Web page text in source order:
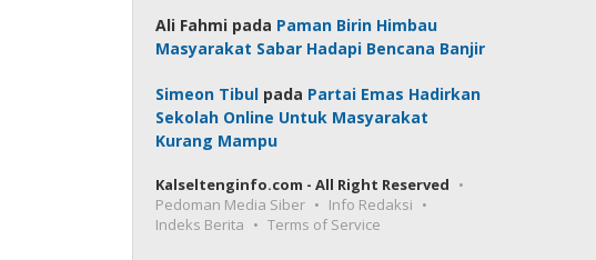
Ali Fahmi pada Paman Birin Himbau
Masyarakat Sabar Hadapi Bencana Banjir
Simeon Tibul pada Partai Emas Hadirkan
Sekolah Online Untuk Masyarakat
Kurang Mampu
Kalseltenginfo.com - All Right Reserved
Pedoman Media Siber
Info Redaksi
Indeks Berita
Terms of Service